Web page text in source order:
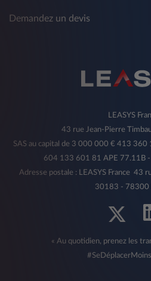
Demandez un devis
LEASYS
43 rue Jean-Pierre
SAS au capital de 3 000 000 € 413 360
604 133 601 81 APE 77.11B
Adresse postale : LEASYS France 43
30183 - 78300
« Au quotidien, prenez les